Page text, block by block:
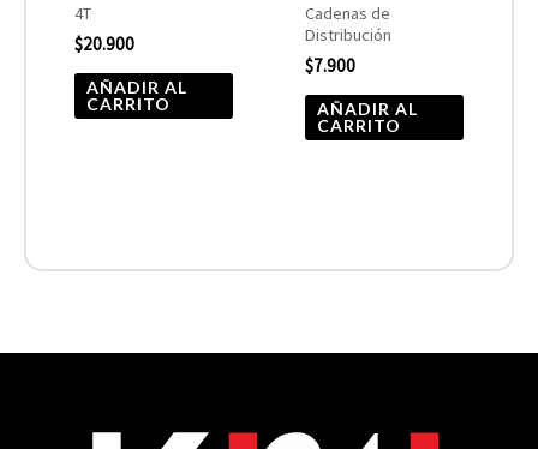
4T
$20.900
AÑADIR AL
CARRITO
Cadenas de
Distribución
$7.900
AÑADIR AL
CARRITO